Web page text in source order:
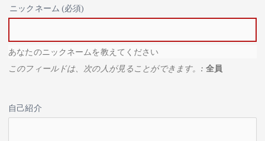
ニックネーム (必須)
あなたのニックネームを教えてください
このフィールドは、次の人が見ることができます。: 全員
自己紹介